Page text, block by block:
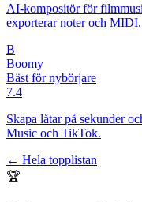
AI-kompositör för
exporterar noter och MIDI.
B
Boomy
Bäst för nybörjare
7.4
Skapa låtar på sekunder
Music och TikTok.
← Hela topplistan
🏆